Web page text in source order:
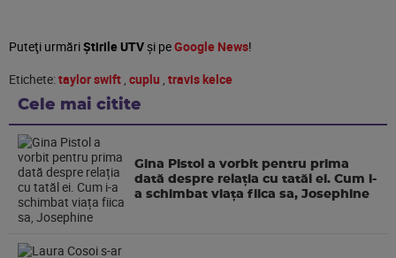
Puteţi urmăriȘtirile UTVşi peGoogle News!
Etichete:taylor swift , cuplu , travis kelce
Cele mai citite
Gina Pistol a vorbit pentru prima
dată despre relația cu tatăl ei. Cum i-
a schimbat viața fiica sa, Josephine